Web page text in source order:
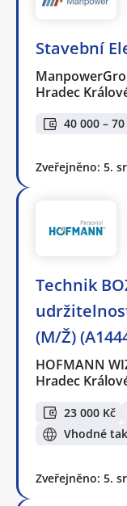
Stavební
Hradec
40 000 –
Zveřejněno: 5.
Technik
(M/Ž)
HOFMANN
Hradec
23 000 Kč
Vhodné
Zveřejněno: 5.